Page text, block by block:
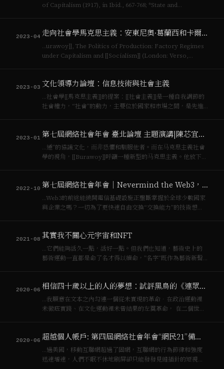
of Capitalism (1917), in Ibid., 667-768; *State and
2023-04 走向社會學馬克思主義：安東尼奧·葛蘭西和卡爾·波蘭尼的互補匯聚（一）
…urawoy]], The Politics of Production: Factory Regimes
under Capitalism and [[Socialism]] (London: Verso,
2023-03 文化領導力論壇：信息技術與社會主義
…社會學[[馬克思主義]]的提案：[[社會主義]]是一種自我調節的
社會權力，“社會”的動力，主要位於國家和市場之間，是先進
2023-01 第七屆網絡社會年會 臺北論壇 主題演講|陳芯宜：時間與沉浸，從藝術家紀錄片到VR的創作
…通”的協議⽂化，⽽⾮恐懼和馴服他者。⽽在⻢克思主義社會
學的視⻆，[[Burawoy]]呼籲⼀種新型的⻢克思主義。他放下從
追求⼈道。…
2022-10 第七屆網絡社會年會｜Nevermind the Web3，Here’s the P2P！
…Web3的前途能繞開電信基礎設施正壟斷掌握於全球少數國家
與企業之嗎？一切為了更快速自由交換“交換能力”的技術想
壇組織，召集各領域的主題演講…
2021-08 其實我不關心元宇宙和NFT
…它們能夠活久一點，活好一點。但我們也知道，藝術史上的
藝術運動一直都是命了名才得以續命，”名字”既作為藝術新聲
2020-06 相信四十歲以上的人的夢想：試評黑鳥的《連眾顛覆》
…我願意在文本之內勾連一個從未實現的革命．在政治運動裡
未徹底實踐、在文化運動裡未曾結果的左翼革命， 在二個世紀
從未實現現過·…
2020-06 超越個人帳戶: 第四屆網絡社會年會“網民21”備忘錄
…過美國，移動互聯網超過了固網，互聯網的行為節律和強度
迅速增速，人們不眠不休地刷屏卻只能發發見縫插針的短視頻